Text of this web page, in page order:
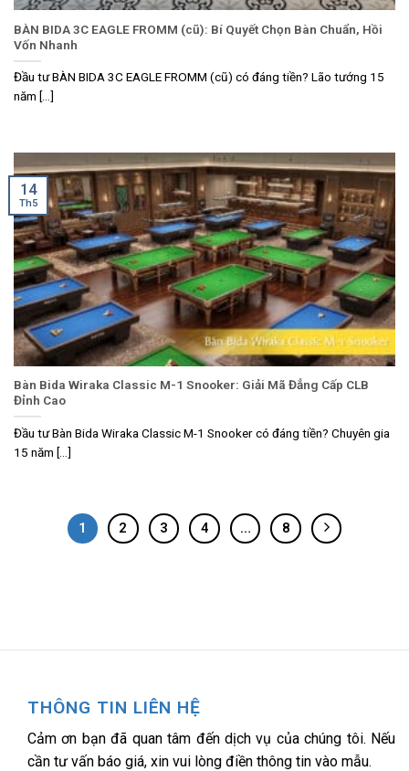
BÀN BIDA 3C EAGLE FROMM (cũ): Bí Quyết Chọn Bàn Chuẩn, Hồi
Vốn Nhanh
Đầu tư BÀN BIDA 3C EAGLE FROMM (cũ) có đáng tiền? Lão tướng 15
năm [...]
Bàn Bida Wiraka Classic M-1 Snooker: Giải Mã Đẳng Cấp CLB
Đỉnh Cao
Đầu tư Bàn Bida Wiraka Classic M-1 Snooker có đáng tiền? Chuyên gia
15 năm [...]
14
Th5
1 2 3 4 … 8
THÔNG TIN LIÊN HỆ
Cảm ơn bạn đã quan tâm đến dịch vụ của chúng tôi. Nếu
cần tư vấn báo giá, xin vui lòng điền thông tin vào mẫu.